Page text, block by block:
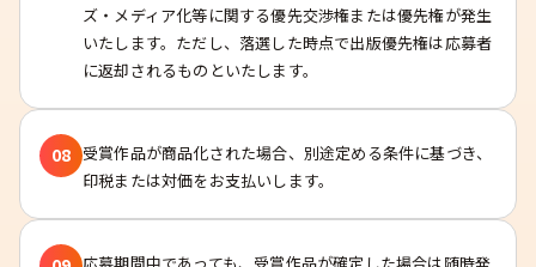
ズ・メディア化等に関する優先交渉権または優先権が発生
いたします。ただし、落選した時点で出版優先権は応募者
に返却されるものといたします。
08 受賞作品が商品化された場合、別途定める条件に基づき、
印税または対価をお支払いします。